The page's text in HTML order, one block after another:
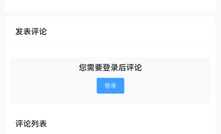
发表评论
您需要登录后评论
登录
评论列表